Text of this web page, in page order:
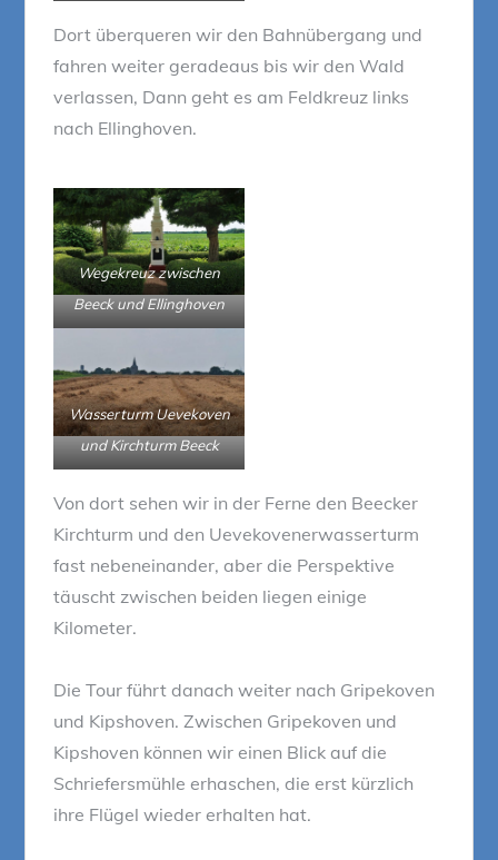
Dort überqueren wir den Bahnübergang und
fahren weiter geradeaus bis wir den Wald
verlassen, Dann geht es am Feldkreuz links
nach Ellinghoven.
Wegekreuz zwischen
Beeck und Ellinghoven
Wasserturm Uevekoven
und Kirchturm Beeck
Von dort sehen wir in der Ferne den Beecker
Kirchturm und den Uevekovenerwasserturm
fast nebeneinander, aber die Perspektive
täuscht zwischen beiden liegen einige
Kilometer.
Die Tour führt danach weiter nach Gripekoven
und Kipshoven. Zwischen Gripekoven und
Kipshoven können wir einen Blick auf die
Schriefersmühle erhaschen, die erst kürzlich
ihre Flügel wieder erhalten hat.